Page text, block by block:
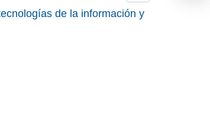
de la información y